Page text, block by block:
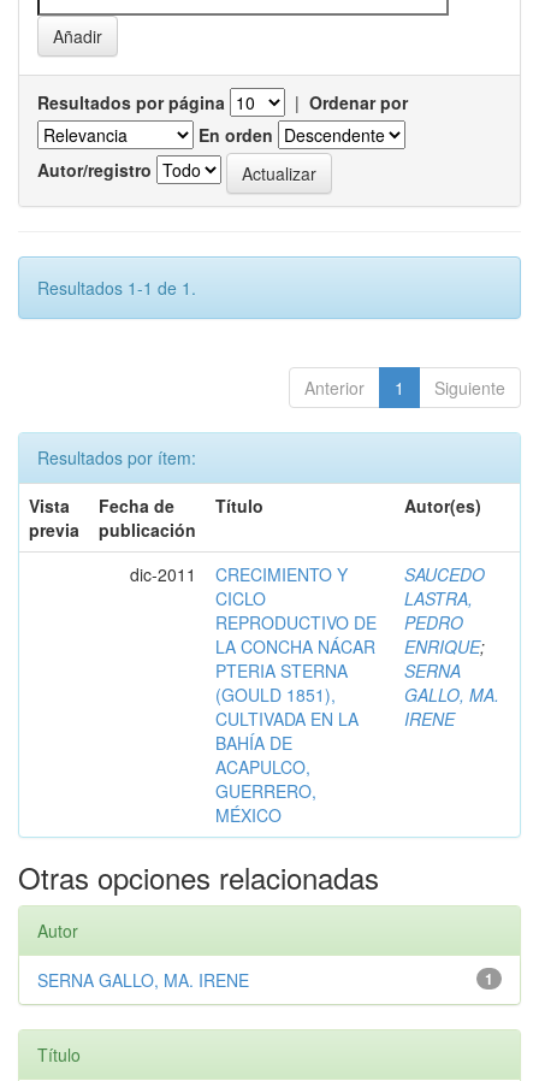
Resultados por página | Ordenar por
En orden
Autor/registro
Resultados 1-1 de 1.
Anterior 1 Siguiente
Resultados por ítem:
Vista
previa
Fecha de
publicación
Título Autor(es)
dic-2011
CRECIMIENTO Y
CICLO
REPRODUCTIVO DE
LA CONCHA NÁCAR
PTERIA STERNA
(GOULD 1851),
CULTIVADA EN LA
BAHÍA DE
ACAPULCO,
GUERRERO,
MÉXICO
SAUCEDO
LASTRA,
PEDRO
ENRIQUE;
SERNA
GALLO, MA.
IRENE
Otras opciones relacionadas
Autor
1
SERNA GALLO, MA. IRENE
Título